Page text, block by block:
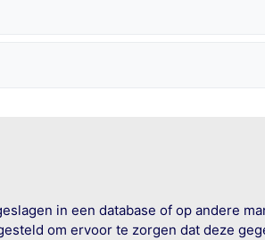
in een database of op andere
om ervoor te zorgen dat deze